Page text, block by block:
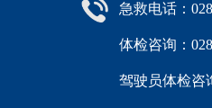
急救电话：
体检咨询：
驾驶员体检咨